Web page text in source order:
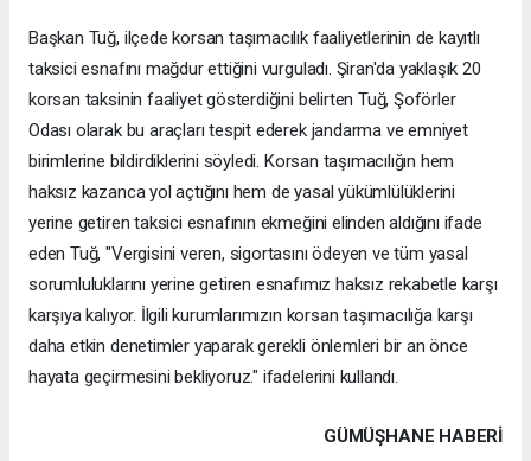
Başkan Tuğ, ilçede korsan taşımacılık faaliyetlerinin de kayıtlı
taksici esnafını mağdur ettiğini vurguladı. Şiran'da yaklaşık 20
korsan taksinin faaliyet gösterdiğini belirten Tuğ, Şoförler
Odası olarak bu araçları tespit ederek jandarma ve emniyet
birimlerine bildirdiklerini söyledi. Korsan taşımacılığın hem
haksız kazanca yol açtığını hem de yasal yükümlülüklerini
yerine getiren taksici esnafının ekmeğini elinden aldığını ifade
eden Tuğ, "Vergisini veren, sigortasını ödeyen ve tüm yasal
sorumluluklarını yerine getiren esnafımız haksız rekabetle karşı
karşıya kalıyor. İlgili kurumlarımızın korsan taşımacılığa karşı
daha etkin denetimler yaparak gerekli önlemleri bir an önce
hayata geçirmesini bekliyoruz." ifadelerini kullandı.
GÜMÜŞHANE HABERİ